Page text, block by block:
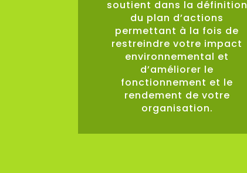
soutient dans la définition
du plan d’actions
permettant à la fois de
restreindre votre impact
environnemental et
d’améliorer le
fonctionnement et le
rendement de votre
organisation.